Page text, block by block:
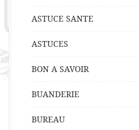
ASTUCE SANTE
ASTUCES
BON A SAVOIR
BUANDERIE
BUREAU